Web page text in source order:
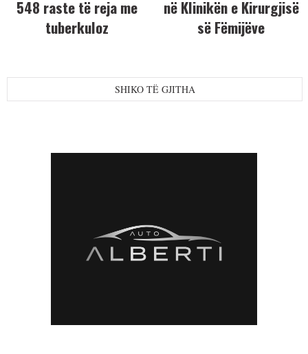
548 raste të reja me
tuberkuloz
në Klinikën e Kirurgjisë
së Fëmijëve
SHIKO TË GJITHA